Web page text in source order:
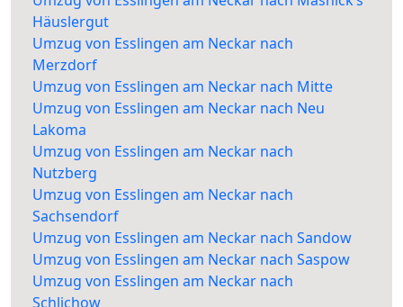
Häuslergut
Umzug von Esslingen am Neckar nach
Merzdorf
Umzug von Esslingen am Neckar nach Mitte
Umzug von Esslingen am Neckar nach Neu
Lakoma
Umzug von Esslingen am Neckar nach
Nutzberg
Umzug von Esslingen am Neckar nach
Sachsendorf
Umzug von Esslingen am Neckar nach Sandow
Umzug von Esslingen am Neckar nach Saspow
Umzug von Esslingen am Neckar nach
Schlichow